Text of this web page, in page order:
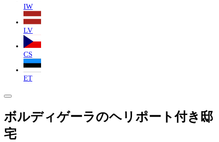
IW
LV
CS
ET
ボルディゲーラのヘリポート付き邸
宅